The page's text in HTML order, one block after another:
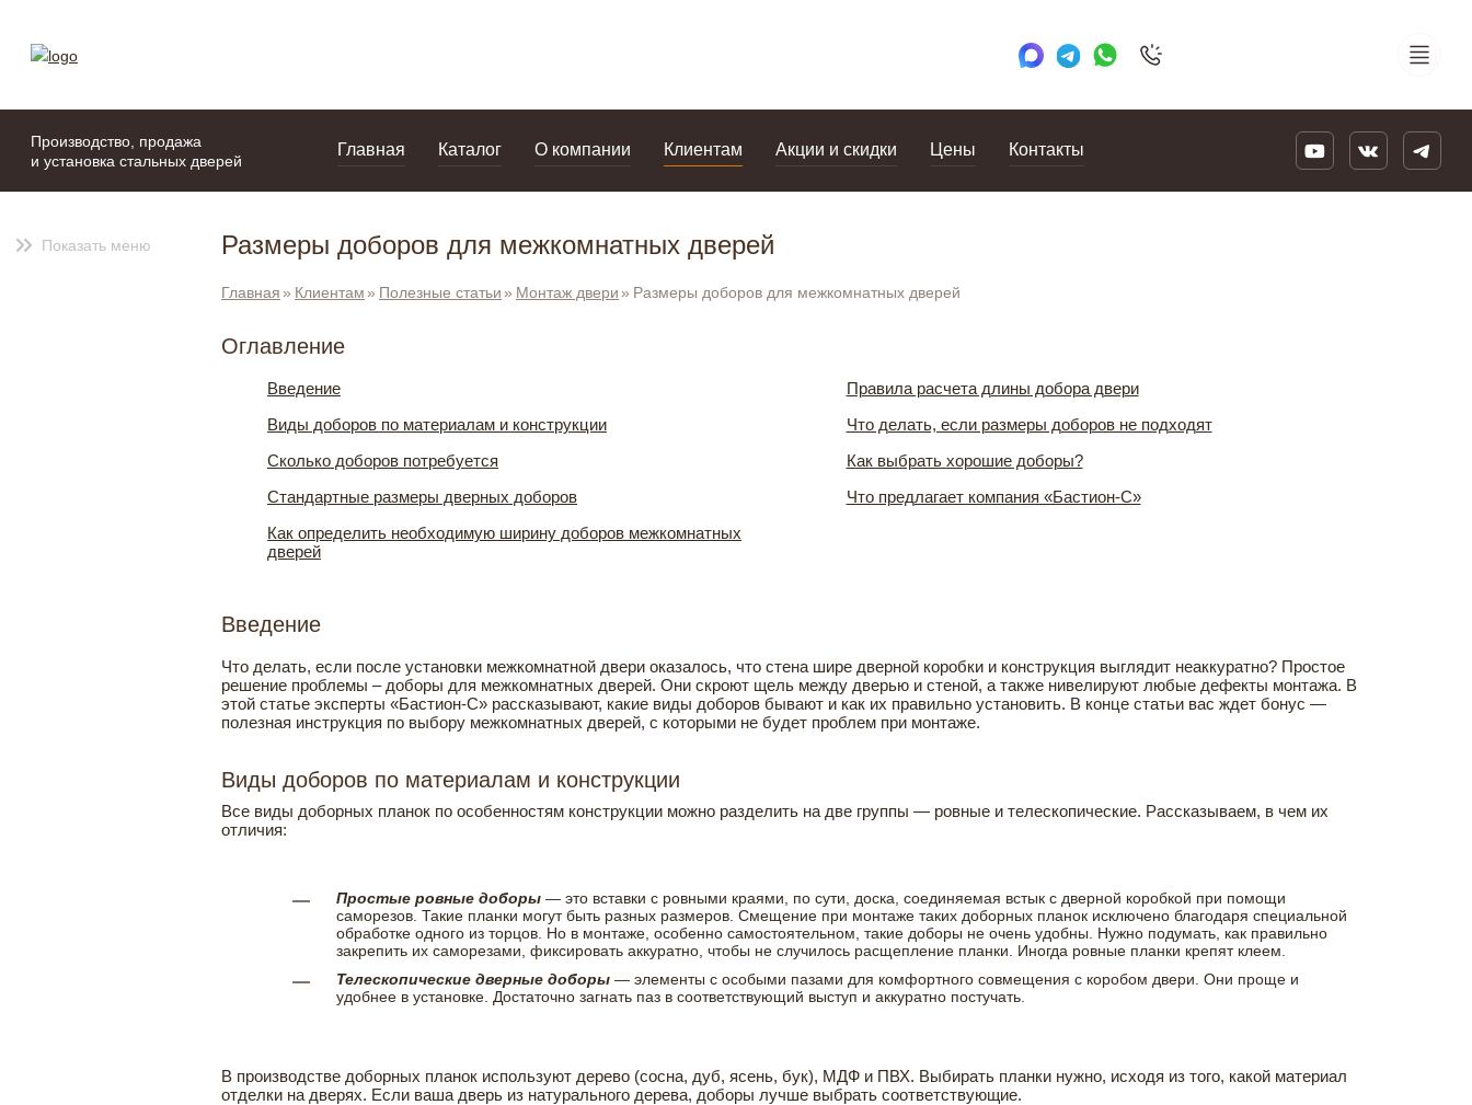
Производство, продажа
и установка стальных дверей
Главная Каталог О компании Клиентам Акции и скидки Цены Контакты
Показать меню Размеры доборов для межкомнатных дверей
Главная Клиентам Полезные статьи Монтаж двери Размеры доборов для межкомнатных дверей
Оглавление
Введение
Виды доборов по материалам и конструкции
Сколько доборов потребуется
Стандартные размеры дверных доборов
Как определить необходимую ширину доборов межкомнатных
дверей
Правила расчета длины добора двери
Что делать, если размеры доборов не подходят
Как выбрать хорошие доборы?
Что предлагает компания «Бастион-С»
Введение
Что делать, если после установки межкомнатной двери оказалось, что стена шире дверной коробки и конструкция выглядит неаккуратно? Простое
решение проблемы – доборы для межкомнатных дверей. Они скроют щель между дверью и стеной, а также нивелируют любые дефекты монтажа. В
этой статье эксперты «Бастион-С» рассказывают, какие виды доборов бывают и как их правильно установить. В конце статьи вас ждет бонус —
полезная инструкция по выбору межкомнатных дверей, с которыми не будет проблем при монтаже.
Виды доборов по материалам и конструкции
Все виды доборных планок по особенностям конструкции можно разделить на две группы — ровные и телескопические. Рассказываем, в чем их
отличия:
Простые ровные доборы — это вставки с ровными краями, по сути, доска, соединяемая встык с дверной коробкой при помощи
саморезов. Такие планки могут быть разных размеров. Смещение при монтаже таких доборных планок исключено благодаря специальной
обработке одного из торцов. Но в монтаже, особенно самостоятельном, такие доборы не очень удобны. Нужно подумать, как правильно
закрепить их саморезами, фиксировать аккуратно, чтобы не случилось расщепление планки. Иногда ровные планки крепят клеем.
Телескопические дверные доборы — элементы с особыми пазами для комфортного совмещения с коробом двери. Они проще и
удобнее в установке. Достаточно загнать паз в соответствующий выступ и аккуратно постучать.
В производстве доборных планок используют дерево (сосна, дуб, ясень, бук), МДФ и ПВХ. Выбирать планки нужно, исходя из того, какой материал
отделки на дверях. Если ваша дверь из натурального дерева, доборы лучше выбрать соответствующие.